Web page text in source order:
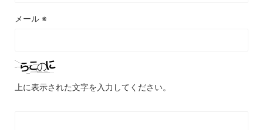
メール ※
上に表示された文字を入力してください。